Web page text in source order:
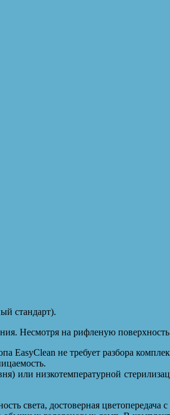
стандарт).
Несмотря на рифленую поверхность
EasyClean не требует разбора
или низкотемпературной
света, достоверная цветопередача